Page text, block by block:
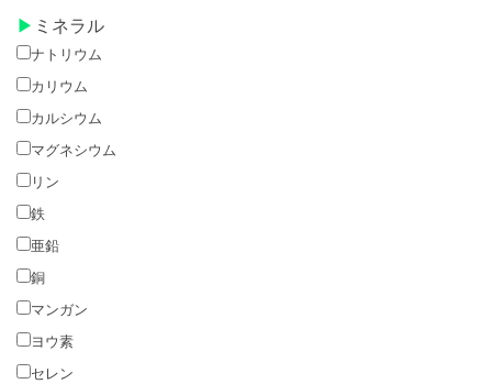
ミネラル
ナトリウム
カリウム
カルシウム
マグネシウム
リン
鉄
亜鉛
銅
マンガン
ヨウ素
セレン